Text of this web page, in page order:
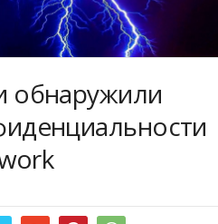
обнаружили